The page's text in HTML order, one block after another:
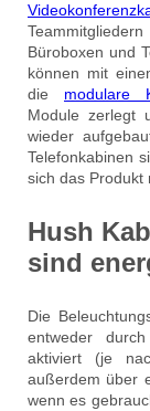
Büroboxen und
können mit
die modulare
Module zerlegt
wieder
Telefonkabinen
sich das Produkt
Hush
sind
Die
entweder
aktiviert (je
außerdem über
wenn es